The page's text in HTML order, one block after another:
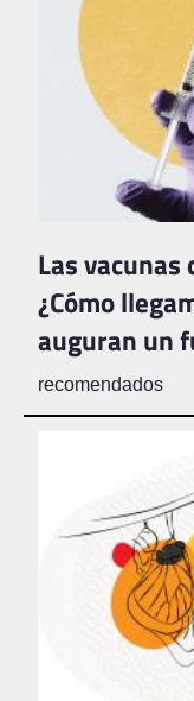
Las vacunas
¿Cómo
auguran un
recomendados